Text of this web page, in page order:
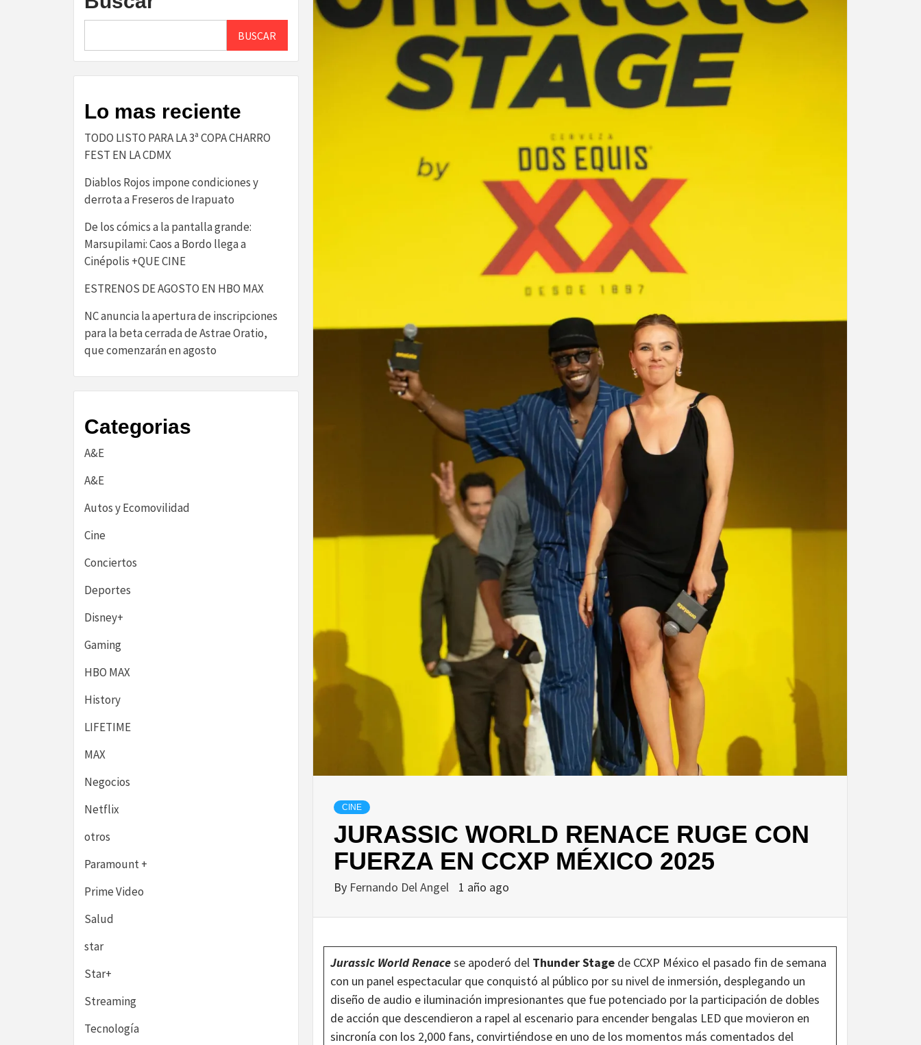
CINE
JURASSIC WORLD RENACE RUGE CON
FUERZA EN CCXP MÉXICO 2025
By Fernando Del Angel 1 año ago
Jurassic World Renacese apoderó del Thunder Stage de CCXP México el pasado fin de semana
con un panel espectacular que conquistó al público por su nivel de inmersión, desplegando un
diseño de audio e iluminación impresionantes que fue potenciado por la participación de dobles
de acción que descendieron a rapel al escenario para encender bengalas LED que movieron en
sincronía con los 2,000 fans, convirtiéndose en uno de los momentos más comentados del
BUSCAR
Lo mas reciente
TODO LISTO PARA LA 3ª COPA CHARRO
FEST EN LA CDMX
Diablos Rojos impone condiciones y
derrota a Freseros de Irapuato
De los cómics a la pantalla grande:
Marsupilami: Caos a Bordo llega a
Cinépolis +QUE CINE
ESTRENOS DE AGOSTO EN HBO MAX
NC anuncia la apertura de inscripciones
para la beta cerrada de Astrae Oratio,
que comenzarán en agosto
Categorias
A&E
A&E
Autos y Ecomovilidad
Cine
Conciertos
Deportes
Disney+
Gaming
HBO MAX
History
LIFETIME
MAX
Negocios
Netflix
otros
Paramount +
Prime Video
Salud
star
Star+
Streaming
Tecnología